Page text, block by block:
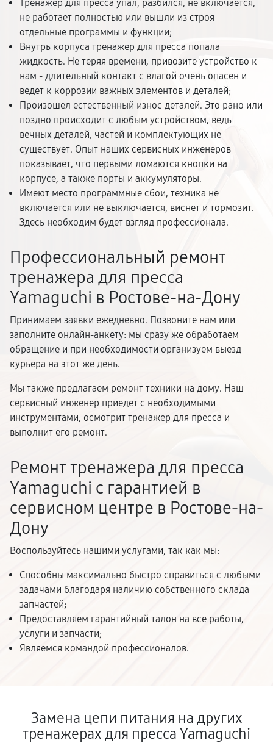
Тренажер для пресса упал, разбился, не включается,
не работает полностью или вышли из строя
отдельные программы и функции;
Внутрь корпуса тренажер для пресса попала
жидкость. Не теряя времени, привозите устройство к
нам - длительный контакт с влагой очень опасен и
ведет к коррозии важных элементов и деталей;
Произошел естественный износ деталей. Это рано или
поздно происходит с любым устройством, ведь
вечных деталей, частей и комплектующих не
существует. Опыт наших сервисных инженеров
показывает, что первыми ломаются кнопки на
корпусе, а также порты и аккумуляторы.
Имеют место программные сбои, техника не
включается или не выключается, виснет и тормозит.
Здесь необходим будет взгляд профессионала.
Профессиональный ремонт
тренажера для пресса
Yamaguchi в Ростове-на-Дону
Принимаем заявки ежедневно. Позвоните нам или
заполните онлайн-анкету: мы сразу же обработаем
обращение и при необходимости организуем выезд
курьера на этот же день.
Мы также предлагаем ремонт техники на дому. Наш
сервисный инженер приедет с необходимыми
инструментами, осмотрит тренажер для пресса и
выполнит его ремонт.
Ремонт тренажера для пресса
Yamaguchi с гарантией в
сервисном центре в Ростове-на-
Дону
Воспользуйтесь нашими услугами, так как мы:
Способны максимально быстро справиться с любыми
задачами благодаря наличию собственного склада
запчастей;
Предоставляем гарантийный талон на все работы,
услуги и запчасти;
Являемся командой профессионалов.
Замена цепи питания на других
тренажерах для пресса Yamaguchi